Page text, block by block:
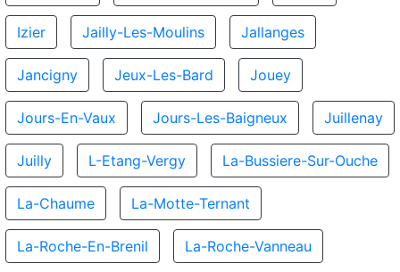
Izier Jailly-Les-Moulins Jallanges
Jancigny Jeux-Les-Bard Jouey
Jours-En-Vaux Jours-Les-Baigneux Juillenay
Juilly L-Etang-Vergy La-Bussiere-Sur-Ouche
La-Chaume La-Motte-Ternant
La-Roche-En-Brenil La-Roche-Vanneau